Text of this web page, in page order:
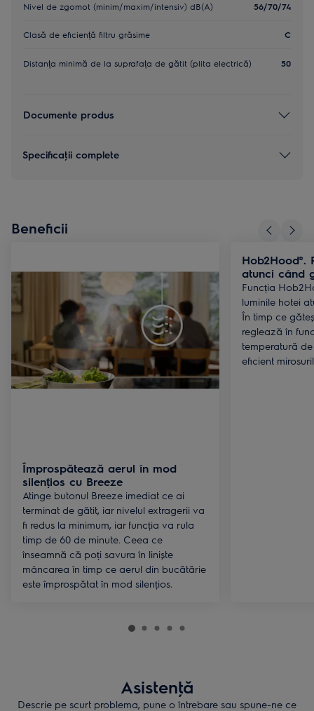
Nivel de zgomot (minim/maxim/intensiv) dB(A) 56/70/74
Clasă de eficiență filtru grăsime C
Distanța minimă de la suprafața de gătit (plita electrică) 50
Documente produs
Specificaţii complete
Beneficii
Împrospătează aerul în mod
silențios cu Breeze
Atinge butonul Breeze imediat ce ai
terminat de gătit, iar nivelul extragerii va
fi redus la minimum, iar funcția va rula
timp de 60 de minute. Ceea ce
înseamnă că poți savura în liniște
mâncarea în timp ce aerul din bucătărie
este împrospătat în mod silențios.
Hob2Hood®.
atunci când
Funcția
luminile hotei
În timp ce
reglează în
temperatură
eficient
Asistenţă
Descrie pe scurt problema, pune o întrebare sau spune-ne ce